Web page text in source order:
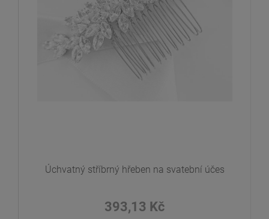
Úchvatný stříbrný hřeben na svatební účes
393,13 Kč